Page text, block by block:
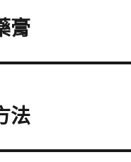
膏
法